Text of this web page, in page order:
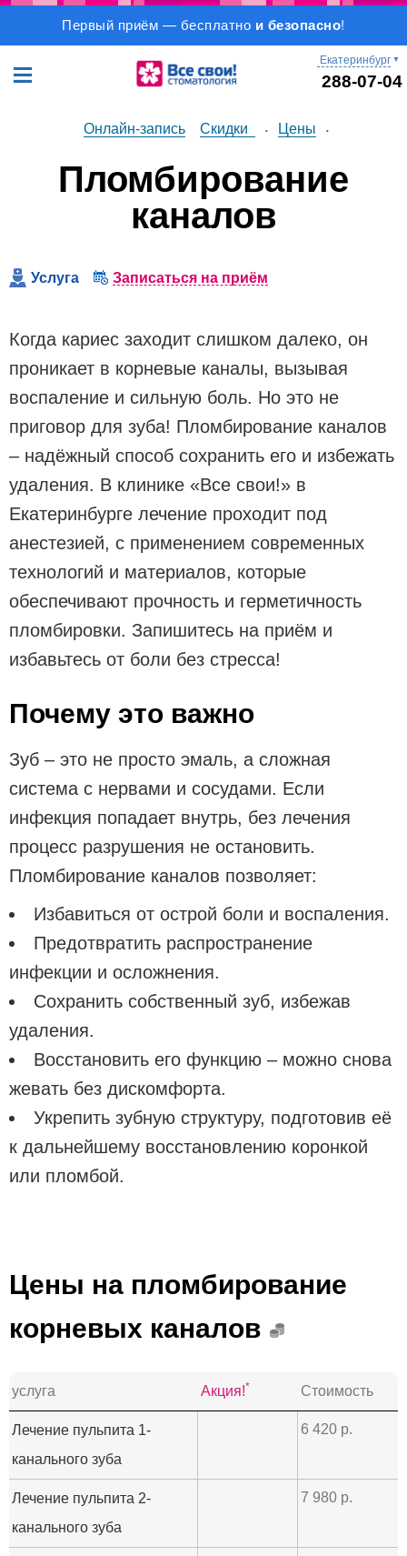
Первый приём — бесплатно и безопасно!
▼
Екатеринбург
288-07-04
Онлайн-запись Скидки • Цены •
Пломбирование
каналов
Услуга Записаться на приём
Когда кариес заходит слишком далеко, он
проникает в корневые каналы, вызывая
воспаление и сильную боль. Но это не
приговор для зуба! Пломбирование каналов
– надёжный способ сохранить его и избежать
удаления. В клинике «Все свои!» в
Екатеринбурге лечение проходит под
анестезией, с применением современных
технологий и материалов, которые
обеспечивают прочность и герметичность
пломбировки. Запишитесь на приём и
избавьтесь от боли без стресса!
Почему это важно
Зуб – это не просто эмаль, а сложная
система с нервами и сосудами. Если
инфекция попадает внутрь, без лечения
процесс разрушения не остановить.
Пломбирование каналов позволяет:
Избавиться от острой боли и воспаления.
Предотвратить распространение
инфекции и осложнения.
Сохранить собственный зуб, избежав
удаления.
Восстановить его функцию – можно снова
жевать без дискомфорта.
Укрепить зубную структуру, подготовив её
к дальнейшему восстановлению коронкой
или пломбой.
Цены на пломбирование
корневых каналов
услуга Акция!* Стоимость
Лечение пульпита 1-
канального зуба
6 420 р.
Лечение пульпита 2-
канального зуба
7 980 р.